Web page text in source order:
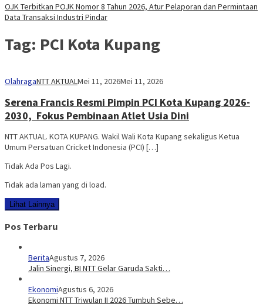
OJK Terbitkan POJK Nomor 8 Tahun 2026, Atur Pelaporan dan Permintaan
Data Transaksi Industri Pindar
Tag: PCI Kota Kupang
OlahragaNTT AKTUALMei 11, 2026Mei 11, 2026
Serena Francis Resmi Pimpin PCI Kota Kupang 2026-
2030, Fokus Pembinaan Atlet Usia Dini
NTT AKTUAL. KOTA KUPANG. Wakil Wali Kota Kupang sekaligus Ketua
Umum Persatuan Cricket Indonesia (PCI) […]
Tidak Ada Pos Lagi.
Tidak ada laman yang di load.
Lihat Lainnya
Pos Terbaru
BeritaAgustus 7, 2026
Jalin Sinergi, BI NTT Gelar Garuda Sakti…
EkonomiAgustus 6, 2026
Ekonomi NTT Triwulan II 2026 Tumbuh Sebe…